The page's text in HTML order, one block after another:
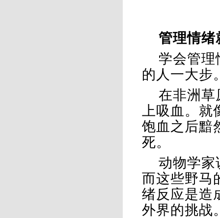
管理情绪
学会管理
的人一大步
在非洲草
上吸血。
饱血之后黯
死。
动物学家
而这些野马
绪反应是造
外界的挑战